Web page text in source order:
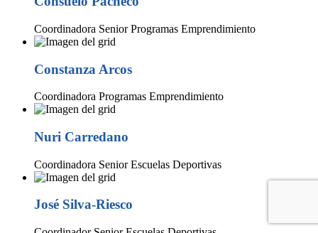
Coordinadora Senior Programas Emprendimiento
Constanza Arcos
Coordinadora Programas Emprendimiento
Nuri Carredano
Coordinadora Senior Escuelas Deportivas
José Silva-Riesco